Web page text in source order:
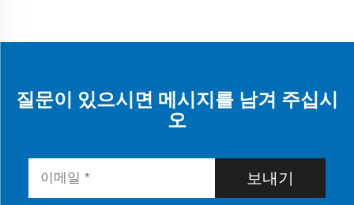
질문이 있으시면 메시지를 남겨 주십시
오
보내기